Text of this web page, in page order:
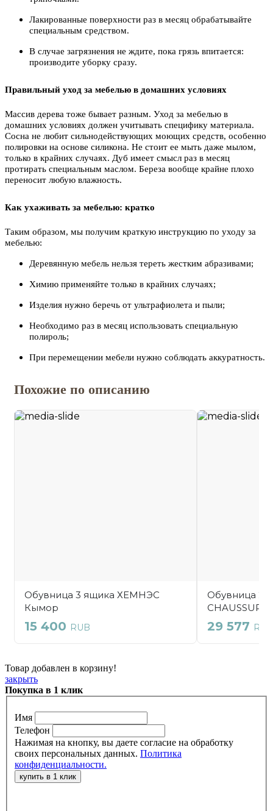
Лакированные поверхности раз в месяц обрабатывайте
специальным средством.
В случае загрязнения не ждите, пока грязь впитается:
производите уборку сразу.
Правильный уход за мебелью в домашних условиях
Массив дерева тоже бывает разным. Уход за мебелью в
домашних условиях должен учитывать специфику материала.
Сосна не любит сильнодействующих моющих средств, особенно
полировки на основе силикона. Не стоит ее мыть даже мылом,
только в крайних случаях. Дуб имеет смысл раз в месяц
протирать специальным маслом. Береза вообще крайне плохо
переносит любую влажность.
Как ухаживать за мебелью: кратко
Таким образом, мы получим краткую инструкцию по уходу за
мебелью:
Деревянную мебель нельзя тереть жестким абразивами;
Химию применяйте только в крайних случаях;
Изделия нужно беречь от ультрафиолета и пыли;
Необходимо раз в месяц использовать специальную
полироль;
При перемещении мебели нужно соблюдать аккуратность.
Товар добавлен в корзину!
закрыть
Покупка в 1 клик
Имя
Телефон
Нажимая на кнопку, вы даете согласие на обработку
своих персональных данных. Политика
конфиденциальности.